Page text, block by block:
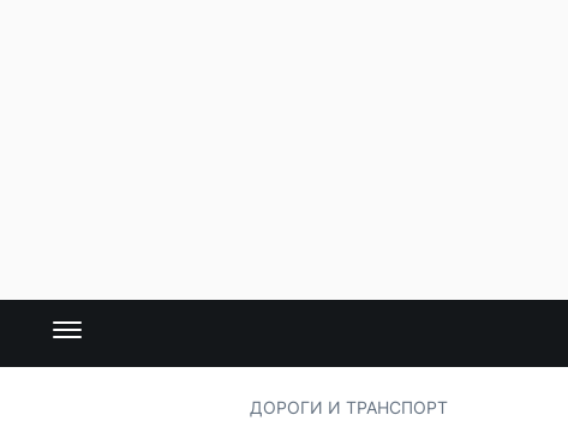
ДОРОГИ И ТРАНСПОРТ